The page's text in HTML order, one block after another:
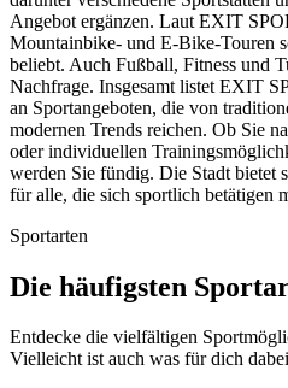
Angebot ergänzen. Laut EXIT
Mountainbike- und E-Bike-Touren
beliebt. Auch Fußball, Fitness und
Nachfrage. Insgesamt listet EXIT
an Sportangeboten, die von
modernen Trends reichen. Ob Sie
oder individuellen
werden Sie fündig. Die Stadt bietet
für alle, die sich sportlich betätigen
Sportarten
Die häufigsten
Entdecke die vielfältigen
Vielleicht ist auch was für dich